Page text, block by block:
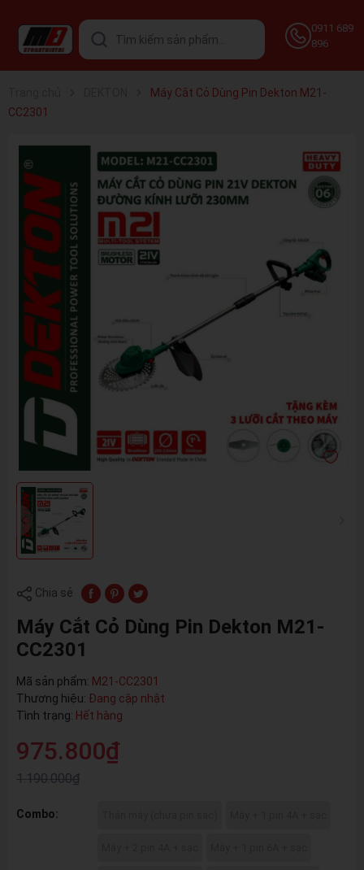
0911 689
896
Máy Cắt Cỏ Dùng Pin Dekton M21-
CC2301
Chia sẻ
Máy Cắt Cỏ Dùng Pin Dekton M21-
CC2301
Mã sản phẩm: M21-CC2301
Thương hiệu: Đang cập nhật
Tình trạng: Hết hàng
975.800₫
1.190.000₫
Combo: